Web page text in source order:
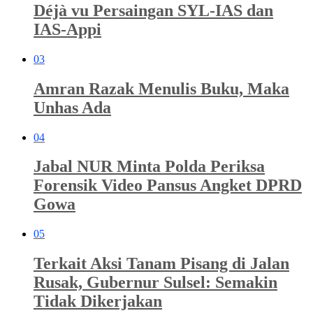
Déjà vu Persaingan SYL-IAS dan
IAS-Appi
03
Amran Razak Menulis Buku, Maka
Unhas Ada
04
Jabal NUR Minta Polda Periksa
Forensik Video Pansus Angket DPRD
Gowa
05
Terkait Aksi Tanam Pisang di Jalan
Rusak, Gubernur Sulsel: Semakin
Tidak Dikerjakan